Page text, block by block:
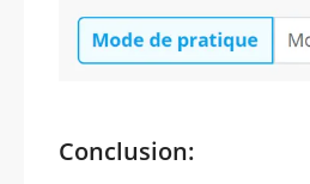
Conclusion: